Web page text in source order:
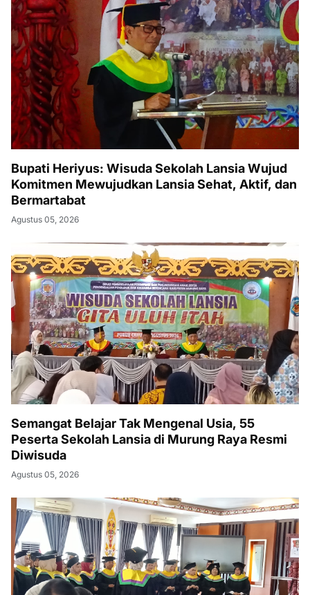
Bupati Heriyus: Wisuda Sekolah Lansia Wujud
Komitmen Mewujudkan Lansia Sehat, Aktif, dan
Bermartabat
Agustus 05, 2026
Semangat Belajar Tak Mengenal Usia, 55
Peserta Sekolah Lansia di Murung Raya Resmi
Diwisuda
Agustus 05, 2026